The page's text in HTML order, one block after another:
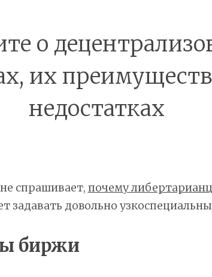
о
их
недостатках
спрашивает, почему
задавать довольно
биржи